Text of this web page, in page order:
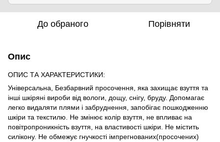
До обраного Порівняти
Опис
ОПИС ТА ХАРАКТЕРИСТИКИ:
Універсальна, Безбарвний просочення, яка захищає взуття та
інші шкіряні вироби від вологи, дощу, снігу, бруду. Допомагає
легко видаляти плями і забруднення, запобігає пошкодженню
шкіри та текстилю. Не змінює колір взуття, не впливає на
повітропроникність взуття, на властивості шкіри. Не містить
силікону. Не обмежує гнучкості імпрегнованих(просочених)